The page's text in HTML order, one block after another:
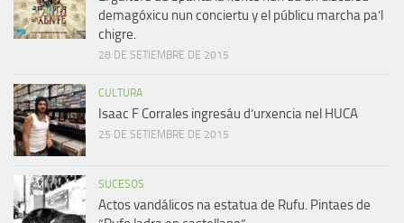
demagóxicu nun conciertu y el públicu marcha pa’l
chigre.
28 DE SETIEMBRE DE 2015
CULTURA
Isaac F Corrales ingresáu d’urxencia nel HUCA
25 DE SETIEMBRE DE 2015
SUCESOS
Actos vandálicos na estatua de Rufu. Pintaes de